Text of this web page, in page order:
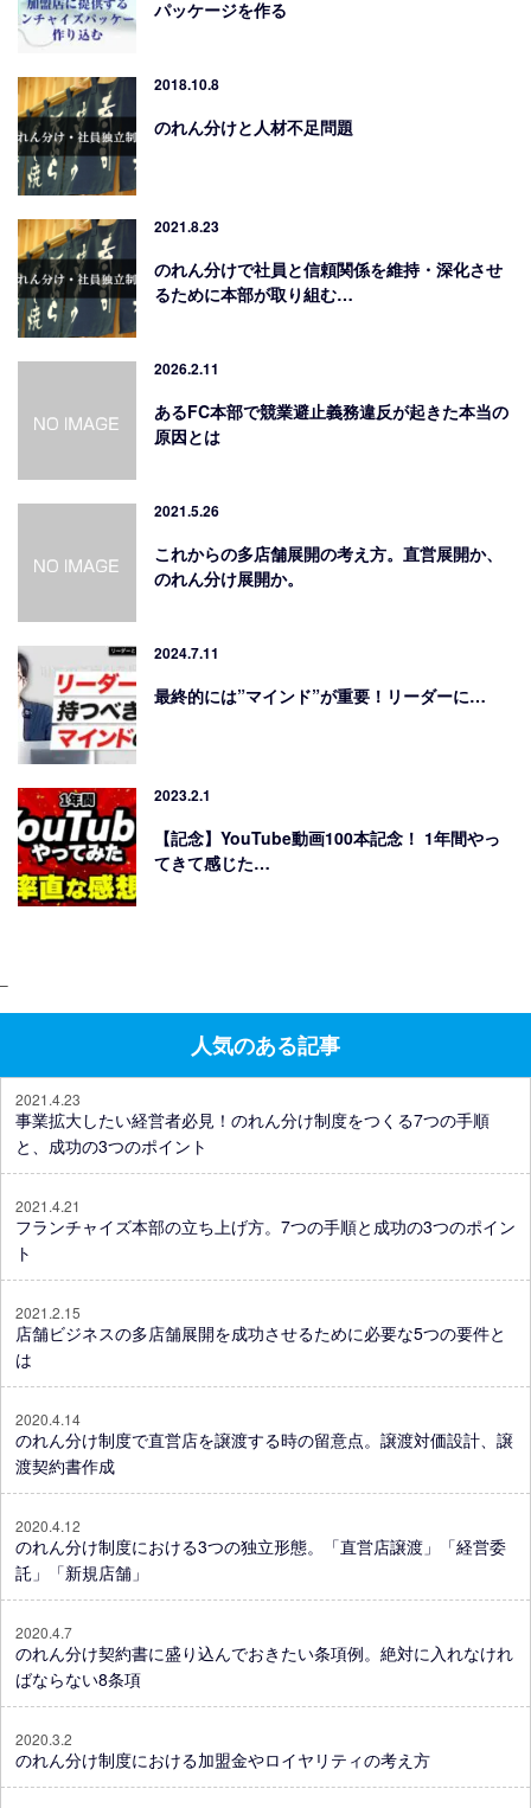
パッケージを作る
2018.10.8
のれん分けと人材不足問題
2021.8.23
のれん分けで社員と信頼関係を維持・深化させ
るために本部が取り組む…
2026.2.11
あるFC本部で競業避止義務違反が起きた本当の
原因とは
2021.5.26
これからの多店舗展開の考え方。直営展開か、
のれん分け展開か。
2024.7.11
最終的には”マインド”が重要！リーダーに…
2023.2.1
【記念】YouTube動画100本記念！ 1年間やっ
てきて感じた…
–
人気のある記事
2021.4.23
事業拡大したい経営者必見！のれん分け制度をつくる7つの手順
と、成功の3つのポイント
2021.4.21
フランチャイズ本部の立ち上げ方。7つの手順と成功の3つのポイン
ト
2021.2.15
店舗ビジネスの多店舗展開を成功させるために必要な5つの要件と
は
2020.4.14
のれん分け制度で直営店を譲渡する時の留意点。譲渡対価設計、譲
渡契約書作成
2020.4.12
のれん分け制度における3つの独立形態。「直営店譲渡」「経営委
託」「新規店舗」
2020.4.7
のれん分け契約書に盛り込んでおきたい条項例。絶対に入れなけれ
ばならない8条項
2020.3.2
のれん分け制度における加盟金やロイヤリティの考え方